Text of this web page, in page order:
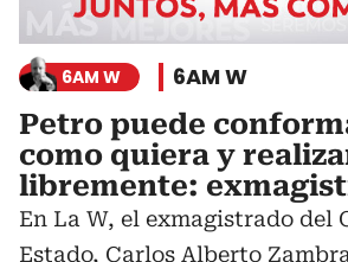
6AM W 6AM W
Petro puede
como quiera y
libremente:
En La W, el exmagistrado del
Estado, Carlos Alberto